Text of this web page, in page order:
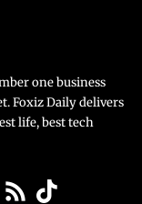
one business
Foxiz Daily delivers
life, best tech